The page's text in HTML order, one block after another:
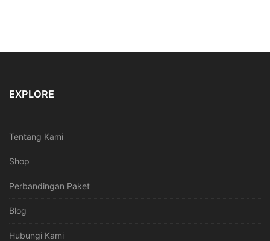
EXPLORE
Tentang Kami
Shop
Perbandingan Paket
Blog
Hubungi Kami